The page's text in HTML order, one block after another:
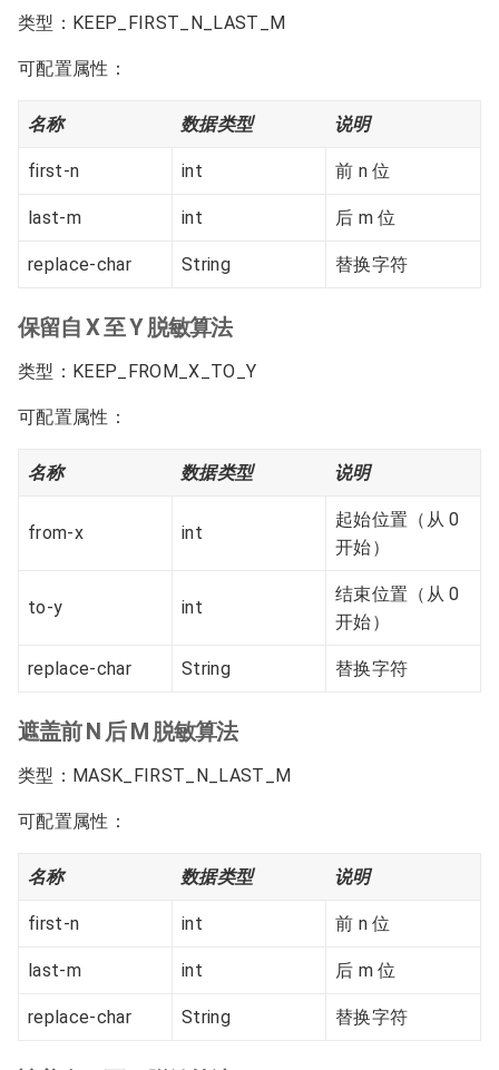
类型：KEEP_FIRST_N_LAST_M
可配置属性：
名称 数据类型 说明
first-n int 前 n 位
last-m int 后 m 位
replace-char String 替换字符
保留自 X 至 Y 脱敏算法
类型：KEEP_FROM_X_TO_Y
可配置属性：
名称 数据类型 说明
from-x int
起始位置（从 0
开始）
to-y int
结束位置（从 0
开始）
replace-char String 替换字符
遮盖前 N 后 M 脱敏算法
类型：MASK_FIRST_N_LAST_M
可配置属性：
名称 数据类型 说明
first-n int 前 n 位
last-m int 后 m 位
replace-char String 替换字符